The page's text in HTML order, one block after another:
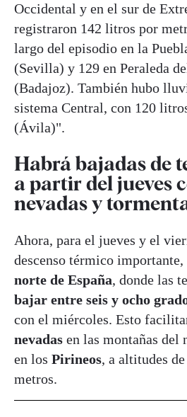
Occidental y en el sur de
registraron 142 litros por
largo del episodio en la
(Sevilla) y 129 en Peraleda
(Badajoz). También hubo
sistema Central, con 120
(Ávila)".
Habrá bajadas de
a partir del jueves
nevadas y
Ahora, para el jueves y el
descenso térmico importante,
norte de España, donde las
bajar entre seis y ocho
con el miércoles. Esto
nevadas en las montañas del
en los Pirineos, a altitudes
metros.